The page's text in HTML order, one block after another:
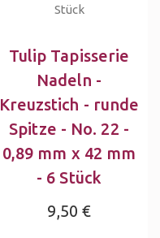
Tulip Tapisserie
Nadeln -
Kreuzstich - runde
Spitze - No. 22 -
0,89 mm x 42 mm
- 6 Stück
9,50 €